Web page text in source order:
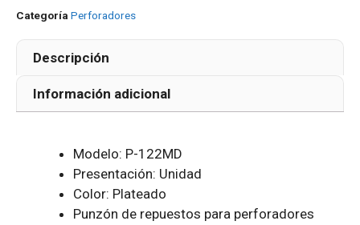
Categoría Perforadores
Descripción
Información adicional
Modelo: P-122MD
Presentación: Unidad
Color: Plateado
Punzón de repuestos para perforadores